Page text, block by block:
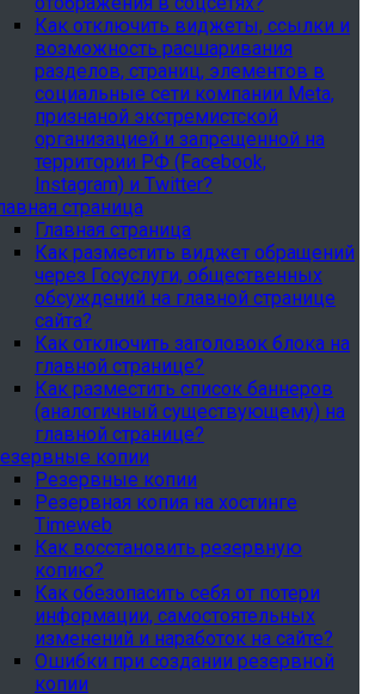
Как отключить виджеты, ссылки и
возможность расшаривания
разделов, страниц, элементов в
социальные сети компании Meta,
признаной экстремистской
организацией и запрещенной на
территории РФ (Facebook,
Instagram) и Twitter?
страница
Главная страница
Как разместить виджет обращений
через Госуслуги, общественных
обсуждений на главной странице
сайта?
Как отключить заголовок блока на
главной странице?
Как разместить список баннеров
(аналогичный существующему) на
главной странице?
копии
Резервные копии
Резервная копия на хостинге
Timeweb
Как восстановить резервную
копию?
Как обезопасить себя от потери
информации, самостоятельных
изменений и наработок на сайте?
Ошибки при создании резервной
копии